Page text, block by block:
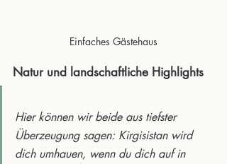
Einfaches Gästehaus
Natur und landschaftliche Highlights
Hier können wir beide aus tiefster
Überzeugung sagen: Kirgisistan wird
dich umhauen, wenn du dich auf in